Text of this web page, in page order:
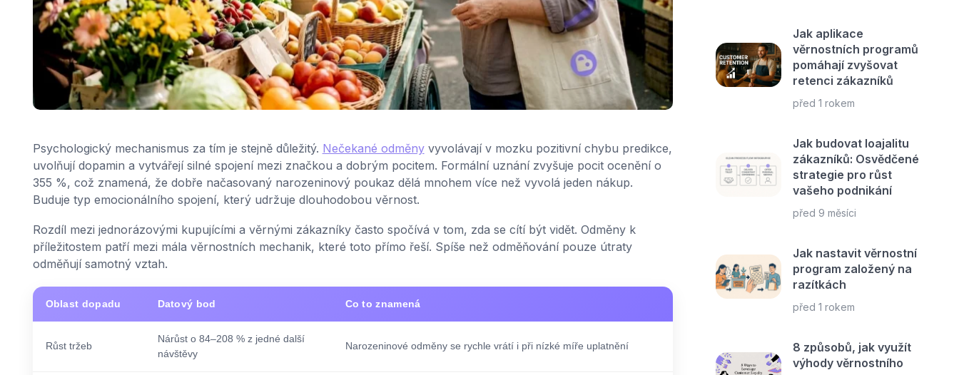
Psychologický mechanismus za tím je stejně důležitý. Nečekané odměnyvyvolávají v mozku pozitivní chybu predikce,
uvolňují dopamin a vytvářejí silné spojení mezi značkou a dobrým pocitem. Formální uznání zvyšuje pocit ocenění o
355 %, což znamená, že dobře načasovaný narozeninový poukaz dělá mnohem více než vyvolá jeden nákup.
Buduje typ emocionálního spojení, který udržuje dlouhodobou věrnost.
Rozdíl mezi jednorázovými kupujícími a věrnými zákazníky často spočívá v tom, zda se cítí být vidět. Odměny k
příležitostem patří mezi mála věrnostních mechanik, které toto přímo řeší. Spíše než odměňování pouze útraty
odměňují samotný vztah.
Oblast dopadu Datový bod Co to znamená
Růst tržeb
Nárůst o 84–208 % z jedné další
návštěvy
Narozeninové odměny se rychle vrátí i při nízké míře uplatnění
Jak aplikace
věrnostních programů
pomáhají zvyšovat
retenci zákazníků
před 1 rokem
Jak budovat loajalitu
zákazníků: Osvědčené
strategie pro růst
vašeho podnikání
před 9 měsíci
Jak nastavit věrnostní
program založený na
razítkách
před 1 rokem
8 způsobů, jak využít
výhody věrnostního